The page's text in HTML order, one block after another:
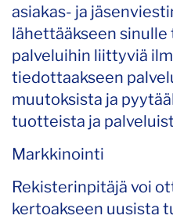
asiakas- ja
lähettääkseen
palveluihin liittyviä
tiedottaakseen
muutoksista ja
tuotteista ja
Markkinointi
Rekisterinpitäjä voi
kertoakseen uusista